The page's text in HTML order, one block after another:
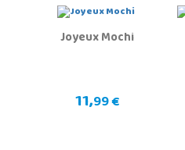
Joyeux Mochi
11,99 €